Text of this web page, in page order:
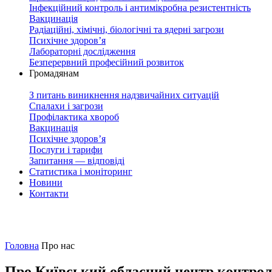
Інфекційний контроль і антимікробна резистентність
Вакцинація
Радіаційні, хімічні, біологічні та ядерні загрози
Психічне здоров’я
Лабораторні дослідження
Безперервний професійний розвиток
Громадянам
З питань виникнення надзвичайних ситуацій
Спалахи і загрози
Профілактика хвороб
Вакцинація
Психічне здоров’я
Послуги і тарифи
Запитання — відповіді
Статистика і моніторинг
Новини
Контакти
Головна Про нас